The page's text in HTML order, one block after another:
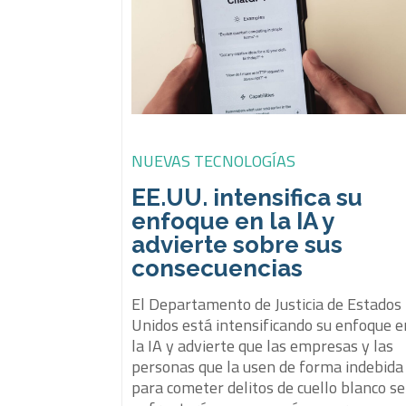
NUEVAS TECNOLOGÍAS
EE.UU. intensifica su
enfoque en la IA y
advierte sobre sus
consecuencias
El Departamento de Justicia de Estados
Unidos está intensificando su enfoque
la IA y advierte que las empresas y las
personas que la usen de forma indebida
para cometer delitos de cuello blanco se